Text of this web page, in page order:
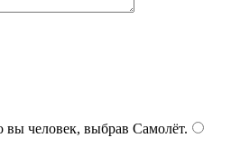
вы человек, выбрав Самолёт.